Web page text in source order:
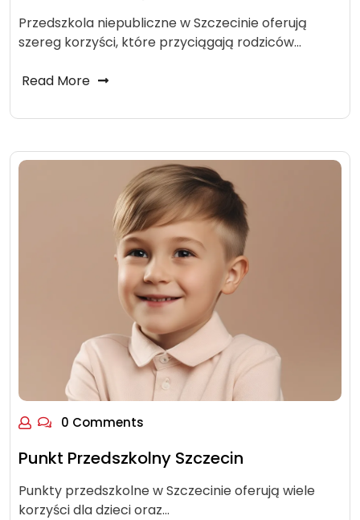
Przedszkola niepubliczne w Szczecinie oferują
szereg korzyści, które przyciągają rodziców…
Read More
0 Comments
Punkt Przedszkolny Szczecin
Punkty przedszkolne w Szczecinie oferują wiele
korzyści dla dzieci oraz…